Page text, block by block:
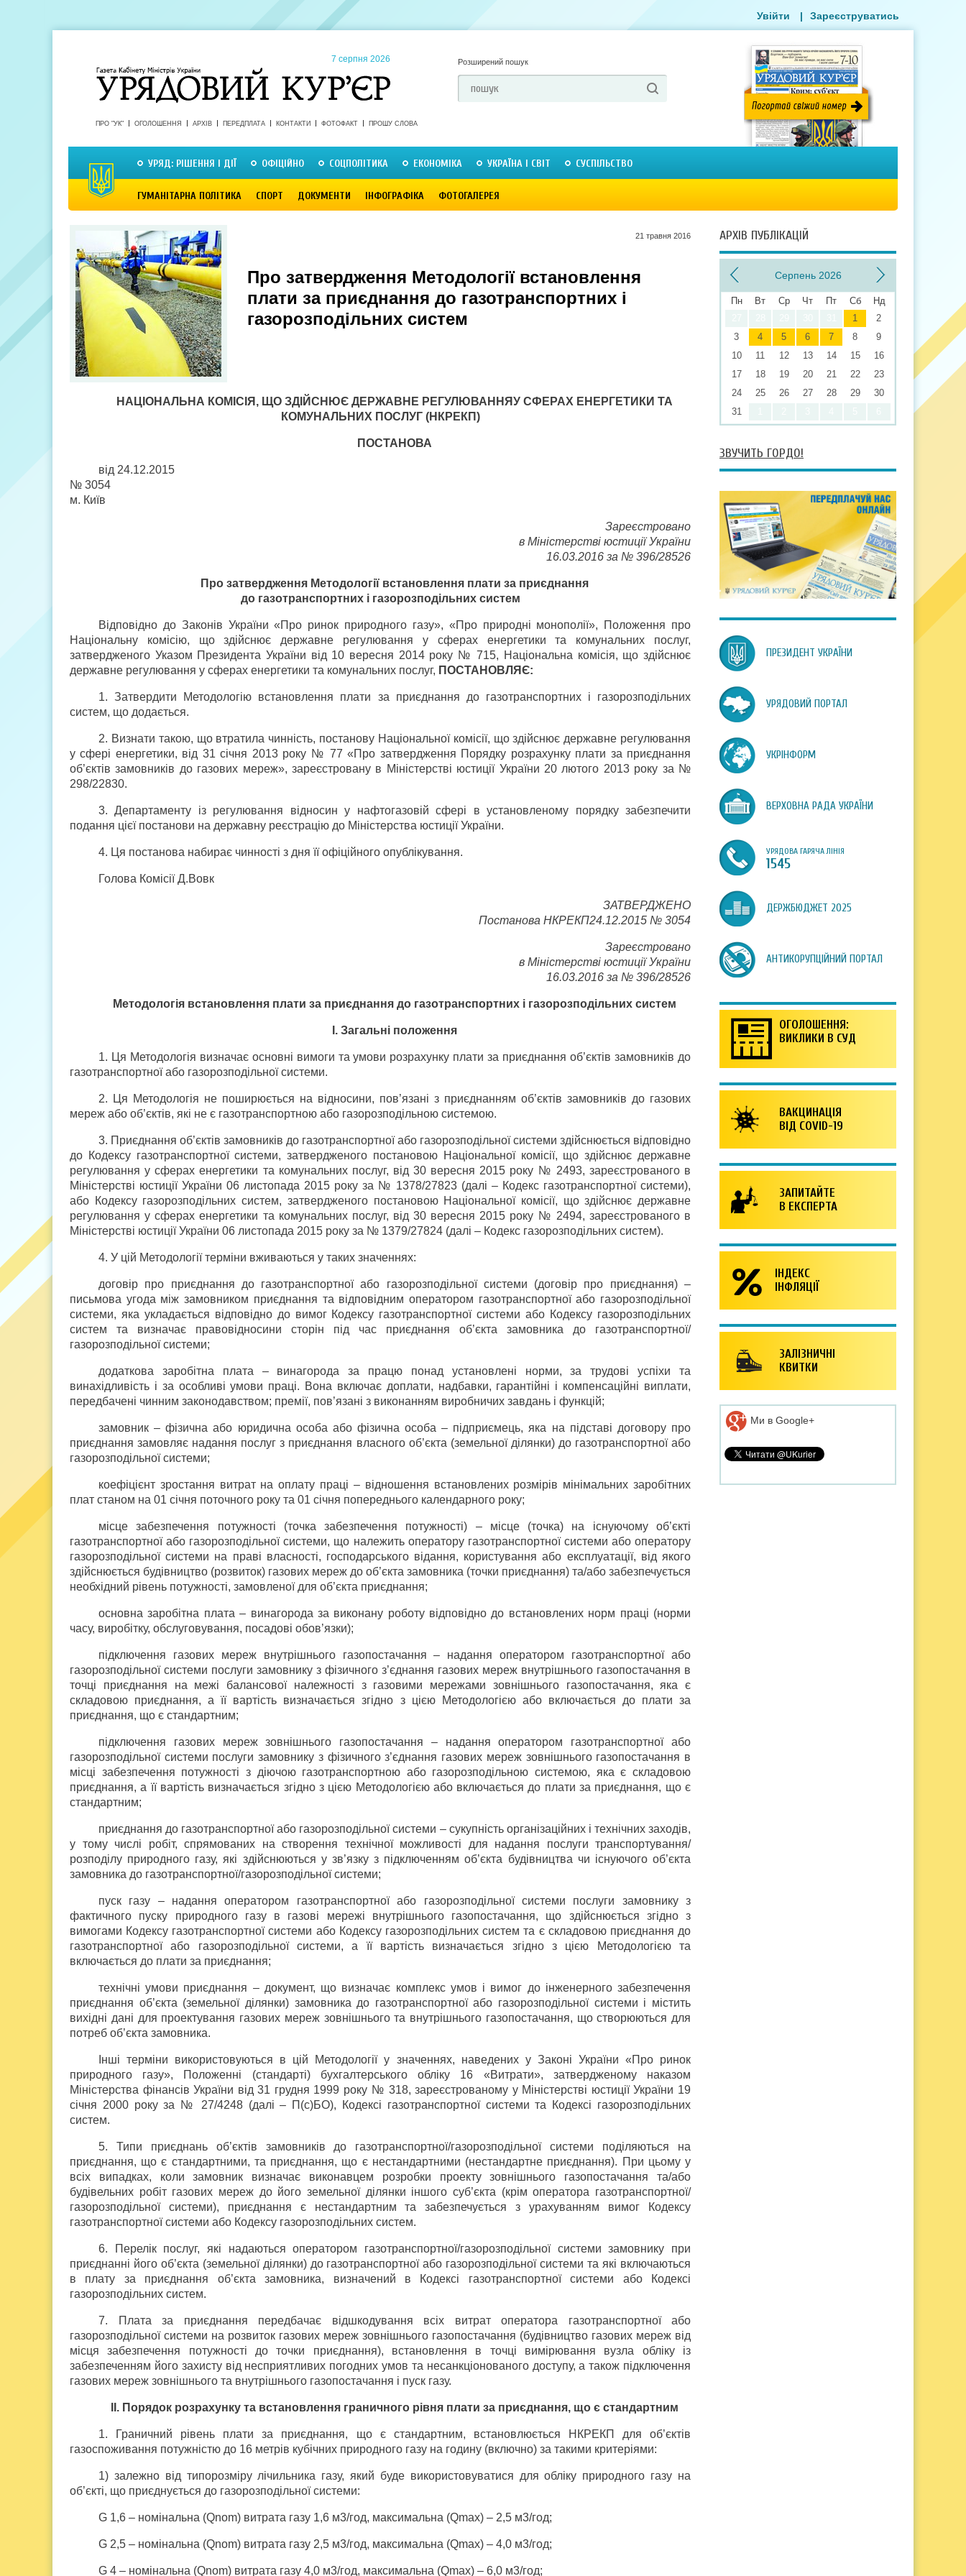
7 серпня 2026 Розширений пошук
ПРО "УК" ОГОЛОШЕННЯ АРХІВ ПЕРЕДПЛАТА КОНТАКТИ ФОТОФАКТ ПРОШУ СЛОВА
УРЯД: РІШЕННЯ І ДІЇ ОФІЦІЙНО СОЦПОЛІТИКА ЕКОНОМІКА УКРАЇНА І СВІТ СУСПІЛЬСТВО
ГУМАНІТАРНА ПОЛІТИКА СПОРТ ДОКУМЕНТИ ІНФОГРАФІКА ФОТОГАЛЕРЕЯ
Увійти | Зареєструватись
21 травня 2016
Про затвердження Методології встановлення
плати за приєднання до газотранспортних і
газорозподільних систем
НАЦІОНАЛЬНА КОМІСІЯ, ЩО ЗДІЙСНЮЄ ДЕРЖАВНЕ РЕГУЛЮВАННЯУ СФЕРАХ ЕНЕРГЕТИКИ ТА
КОМУНАЛЬНИХ ПОСЛУГ (НКРЕКП)
ПОСТАНОВА
від 24.12.2015
№ 3054
м. Київ
Зареєстровано
в Міністерстві юстиції України
16.03.2016 за № 396/28526
Про затвердження Методології встановлення плати за приєднання
до газотранспортних і газорозподільних систем
Відповідно до Законів України «Про ринок природного газу», «Про природні монополії», Положення про
Національну комісію, що здійснює державне регулювання у сферах енергетики та комунальних послуг,
затвердженого Указом Президента України від 10 вересня 2014 року № 715, Національна комісія, що здійснює
державне регулювання у сферах енергетики та комунальних послуг, ПОСТАНОВЛЯЄ:
1. Затвердити Методологію встановлення плати за приєднання до газотранспортних і газорозподільних
систем, що додається.
2. Визнати такою, що втратила чинність, постанову Національної комісії, що здійснює державне регулювання
у сфері енергетики, від 31 січня 2013 року № 77 «Про затвердження Порядку розрахунку плати за приєднання
об’єктів замовників до газових мереж», зареєстровану в Міністерстві юстиції України 20 лютого 2013 року за №
298/22830.
3. Департаменту із регулювання відносин у нафтогазовій сфері в установленому порядку забезпечити
подання цієї постанови на державну реєстрацію до Міністерства юстиції України.
4. Ця постанова набирає чинності з дня її офіційного опублікування.
Голова Комісії Д.Вовк
ЗАТВЕРДЖЕНО
Постанова НКРЕКП24.12.2015 № 3054
Зареєстровано
в Міністерстві юстиції України
16.03.2016 за № 396/28526
Методологія встановлення плати за приєднання до газотранспортних і газорозподільних систем
I. Загальні положення
1. Ця Методологія визначає основні вимоги та умови розрахунку плати за приєднання об’єктів замовників до
газотранспортної або газорозподільної системи.
2. Ця Методологія не поширюється на відносини, пов’язані з приєднанням об’єктів замовників до газових
мереж або об’єктів, які не є газотранспортною або газорозподільною системою.
3. Приєднання об’єктів замовників до газотранспортної або газорозподільної системи здійснюється відповідно
до Кодексу газотранспортної системи, затвердженого постановою Національної комісії, що здійснює державне
регулювання у сферах енергетики та комунальних послуг, від 30 вересня 2015 року № 2493, зареєстрованого в
Міністерстві юстиції України 06 листопада 2015 року за № 1378/27823 (далі – Кодекс газотранспортної системи),
або Кодексу газорозподільних систем, затвердженого постановою Національної комісії, що здійснює державне
регулювання у сферах енергетики та комунальних послуг, від 30 вересня 2015 року № 2494, зареєстрованого в
Міністерстві юстиції України 06 листопада 2015 року за № 1379/27824 (далі – Кодекс газорозподільних систем).
4. У цій Методології терміни вживаються у таких значеннях:
договір про приєднання до газотранспортної або газорозподільної системи (договір про приєднання) –
письмова угода між замовником приєднання та відповідним оператором газотранспортної або газорозподільної
системи, яка укладається відповідно до вимог Кодексу газотранспортної системи або Кодексу газорозподільних
систем та визначає правовідносини сторін під час приєднання об’єкта замовника до газотранспортної/
газорозподільної системи;
додаткова заробітна плата – винагорода за працю понад установлені норми, за трудові успіхи та
винахідливість і за особливі умови праці. Вона включає доплати, надбавки, гарантійні і компенсаційні виплати,
передбачені чинним законодавством; премії, пов’язані з виконанням виробничих завдань і функцій;
замовник – фізична або юридична особа або фізична особа – підприємець, яка на підставі договору про
приєднання замовляє надання послуг з приєднання власного об’єкта (земельної ділянки) до газотранспортної або
газорозподільної системи;
коефіцієнт зростання витрат на оплату праці – відношення встановлених розмірів мінімальних заробітних
плат станом на 01 січня поточного року та 01 січня попереднього календарного року;
місце забезпечення потужності (точка забезпечення потужності) – місце (точка) на існуючому об’єкті
газотранспортної або газорозподільної системи, що належить оператору газотранспортної системи або оператору
газорозподільної системи на праві власності, господарського відання, користування або експлуатації, від якого
здійснюється будівництво (розвиток) газових мереж до об’єкта замовника (точки приєднання) та/або забезпечується
необхідний рівень потужності, замовленої для об’єкта приєднання;
основна заробітна плата – винагорода за виконану роботу відповідно до встановлених норм праці (норми
часу, виробітку, обслуговування, посадові обов’язки);
підключення газових мереж внутрішнього газопостачання – надання оператором газотранспортної або
газорозподільної системи послуги замовнику з фізичного з’єднання газових мереж внутрішнього газопостачання в
точці приєднання на межі балансової належності з газовими мережами зовнішнього газопостачання, яка є
складовою приєднання, а її вартість визначається згідно з цією Методологією або включається до плати за
приєднання, що є стандартним;
підключення газових мереж зовнішнього газопостачання – надання оператором газотранспортної або
газорозподільної системи послуги замовнику з фізичного з’єднання газових мереж зовнішнього газопостачання в
місці забезпечення потужності з діючою газотранспортною або газорозподільною системою, яка є складовою
приєднання, а її вартість визначається згідно з цією Методологією або включається до плати за приєднання, що є
стандартним;
приєднання до газотранспортної або газорозподільної системи – сукупність організаційних і технічних заходів,
у тому числі робіт, спрямованих на створення технічної можливості для надання послуги транспортування/
розподілу природного газу, які здійснюються у зв’язку з підключенням об’єкта будівництва чи існуючого об’єкта
замовника до газотранспортної/газорозподільної системи;
пуск газу – надання оператором газотранспортної або газорозподільної системи послуги замовнику з
фактичного пуску природного газу в газові мережі внутрішнього газопостачання, що здійснюється згідно з
вимогами Кодексу газотранспортної системи або Кодексу газорозподільних систем та є складовою приєднання до
газотранспортної або газорозподільної системи, а її вартість визначається згідно з цією Методологією та
включається до плати за приєднання;
технічні умови приєднання – документ, що визначає комплекс умов і вимог до інженерного забезпечення
приєднання об’єкта (земельної ділянки) замовника до газотранспортної або газорозподільної системи і містить
вихідні дані для проектування газових мереж зовнішнього та внутрішнього газопостачання, що створюються для
потреб об’єкта замовника.
Інші терміни використовуються в цій Методології у значеннях, наведених у Законі України «Про ринок
природного газу», Положенні (стандарті) бухгалтерського обліку 16 «Витрати», затвердженому наказом
Міністерства фінансів України від 31 грудня 1999 року № 318, зареєстрованому у Міністерстві юстиції України 19
січня 2000 року за № 27/4248 (далі – П(с)БО), Кодексі газотранспортної системи та Кодексі газорозподільних
систем.
5. Типи приєднань об’єктів замовників до газотранспортної/газорозподільної системи поділяються на
приєднання, що є стандартними, та приєднання, що є нестандартними (нестандартне приєднання). При цьому у
всіх випадках, коли замовник визначає виконавцем розробки проекту зовнішнього газопостачання та/або
будівельних робіт газових мереж до його земельної ділянки іншого суб’єкта (крім оператора газотранспортної/
газорозподільної системи), приєднання є нестандартним та забезпечується з урахуванням вимог Кодексу
газотранспортної системи або Кодексу газорозподільних систем.
6. Перелік послуг, які надаються оператором газотранспортної/газорозподільної системи замовнику при
приєднанні його об’єкта (земельної ділянки) до газотранспортної або газорозподільної системи та які включаються
в плату за приєднання об’єкта замовника, визначений в Кодексі газотранспортної системи або Кодексі
газорозподільних систем.
7. Плата за приєднання передбачає відшкодування всіх витрат оператора газотранспортної або
газорозподільної системи на розвиток газових мереж зовнішнього газопостачання (будівництво газових мереж від
місця забезпечення потужності до точки приєднання), встановлення в точці вимірювання вузла обліку із
забезпеченням його захисту від несприятливих погодних умов та несанкціонованого доступу, а також підключення
газових мереж зовнішнього та внутрішнього газопостачання і пуск газу.
II. Порядок розрахунку та встановлення граничного рівня плати за приєднання, що є стандартним
1. Граничний рівень плати за приєднання, що є стандартним, встановлюється НКРЕКП для об’єктів
газоспоживання потужністю до 16 метрів кубічних природного газу на годину (включно) за такими критеріями:
1) залежно від типорозміру лічильника газу, який буде використовуватися для обліку природного газу на
об’єкті, що приєднується до газорозподільної системи:
G 1,6 – номінальна (Qnom) витрата газу 1,6 м3/год, максимальна (Qmax) – 2,5 м3/год;
G 2,5 – номінальна (Qnom) витрата газу 2,5 м3/год, максимальна (Qmax) – 4,0 м3/год;
G 4 – номінальна (Qnom) витрата газу 4,0 м3/год, максимальна (Qmax) – 6,0 м3/год;
АРХІВ ПУБЛІКАЦІЙ
Серпень 2026
Пн Вт Ср Чт Пт Сб
Нд
1
2
3
4 5 6 7 8
9
10
11 12 13 14 15
16
17
18 19 20 21 22
23
24
25 26 27 28 29
30
31
ЗВУЧИТЬ ГОРДО!
ПРЕЗИДЕНТ УКРАЇНИ
УРЯДОВИЙ ПОРТАЛ
УКРІНФОРМ
ВЕРХОВНА РАДА УКРАЇНИ
УРЯДОВА ГАРЯЧА ЛІНІЯ
1545
ДЕРЖБЮДЖЕТ 2025
АНТИКОРУПЦІЙНИЙ ПОРТАЛ
ОГОЛОШЕННЯ:
ВИКЛИКИ В СУД
ВАКЦИНАЦІЯ
ВІД COVID-19
ЗАПИТАЙТЕ
В ЕКСПЕРТА
ІНДЕКС
ІНФЛЯЦІЇ
ЗАЛІЗНИЧНІ
КВИТКИ
Ми в Google+